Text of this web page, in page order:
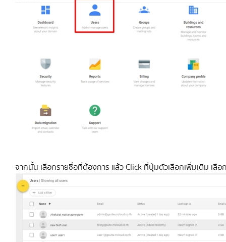
จากนั้น เลือกรายชื่อที่ต้องการ แล้ว Click ที่ปุ่มตัวเลือกเพื่มเติม เลือก